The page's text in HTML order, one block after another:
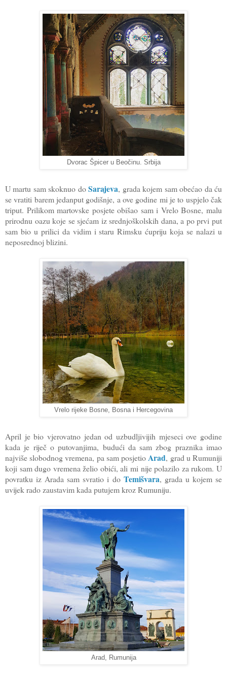
Dvorac Špicer u Beočinu. Srbija
U martu sam skoknuo doSarajeva, grada kojem sam obećao da ću
se vratiti barem jedanput godišnje, a ove godine mi je to uspjelo čak
triput. Prilikom martovske posjete obišao sam i Vrelo Bosne, malu
prirodnu oazu koje se sjećam iz srednjoškolskih dana, a po prvi put
sam bio u prilici da vidim i staru Rimsku ćupriju koja se nalazi u
neposrednoj blizini.
Vrelo rijeke Bosne, Bosna i Hercegovina
April je bio vjerovatno jedan od uzbudljivijih mjeseci ove godine
kada je riječ o putovanjima, budući da sam zbog praznika imao
najviše slobodnog vremena, pa sam posjetio Arad, grad u Rumuniji
koji sam dugo vremena želio obići, ali mi nije polazilo za rukom. U
povratku iz Arada sam svratio i do Temišvara, grada u kojem se
uvijek rado zaustavim kada putujem kroz Rumuniju.
Arad, Rumunija